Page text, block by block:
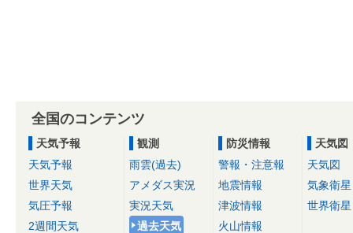
全国のコンテンツ
天気予報
天気予報
世界天気
気圧予報
2週間天気
観測
雨雲(過去)
アメダス実況
実況天気
過去天気
防災情報
警報・注意報
地震情報
津波情報
火山情報
天気図
天気図
気象衛星
世界衛星